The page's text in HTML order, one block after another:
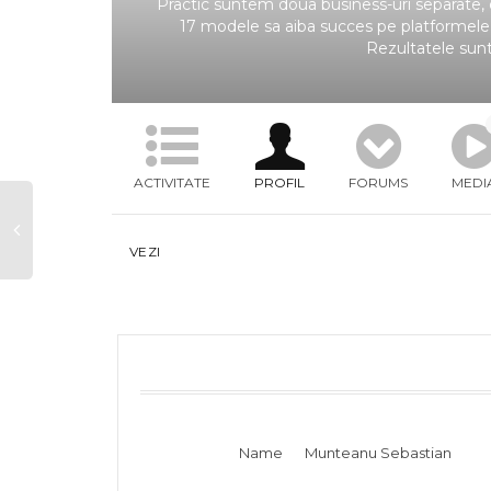
Practic suntem doua business-uri
17 modele sa aiba succes pe
Rezultatele
ACTIVITATE PROFIL FORUMS
VEZI
Name Munteanu Sebastian